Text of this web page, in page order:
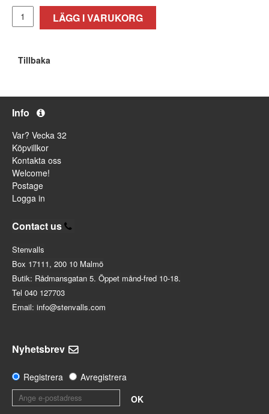
LÄGG I VARUKORG
Tillbaka
Info
Var? Vecka 32
Köpvillkor
Kontakta oss
Welcome!
Postage
Logga in
Contact us
Stenvalls
Box 17111, 200 10 Malmö
Butik: Rådmansgatan 5. Öppet månd-fred 10-18.
Tel 040 127703
Email: info@stenvalls.com
Nyhetsbrev
Registrera
Avregistrera
OK